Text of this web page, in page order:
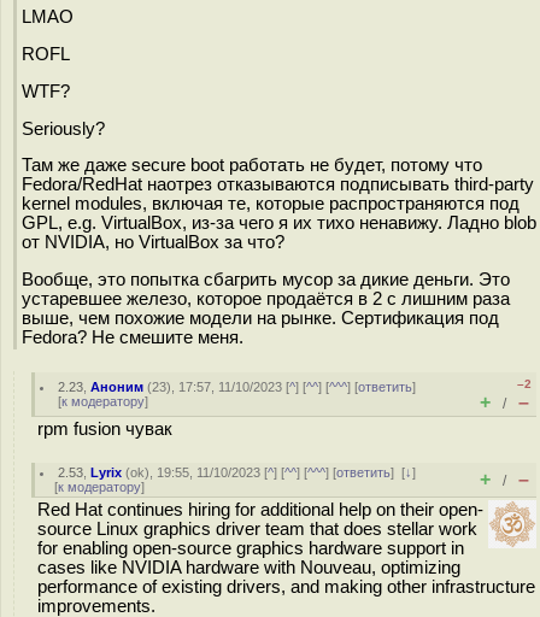
LMAO
ROFL
WTF?
Seriously?
Там же даже secure boot работать не будет, потому что
Fedora/RedHat наотрез отказываются подписывать third-party
kernel modules, включая те, которые распространяются под
GPL, e.g. VirtualBox, из-за чего я их тихо ненавижу. Ладно blob
от NVIDIA, но VirtualBox за что?
Вообще, это попытка сбагрить мусор за дикие деньги. Это
устаревшее железо, которое продаётся в 2 с лишним раза
выше, чем похожие модели на рынке. Сертификация под
Fedora? Не смешите меня.
2.23 ,Аноним (23), 17:57, 11/10/2023 [^] [^^] [^^^] [ответить]
[к модератору]
–2
+ / –
rpm fusion чувак
2.53 ,Lyrix (ok), 19:55, 11/10/2023 [^] [^^] [^^^] [ответить][↓]
[к модератору] + / –
Red Hat continues hiring for additional help on their open-
source Linux graphics driver team that does stellar work
for enabling open-source graphics hardware support in
cases like NVIDIA hardware with Nouveau, optimizing
performance of existing drivers, and making other infrastructure
improvements.